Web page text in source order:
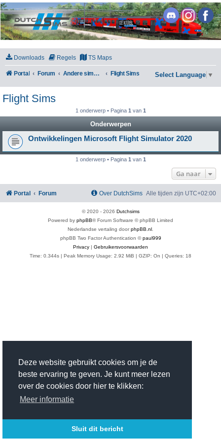
Deze website gebruikt cookies om je de
beste ervaring te geven. Je kunt meer lezen
over de cookies door hier te klikken:
Meer informatie
Sluit dit bericht
DutchSims
Downloads Regels TS Maps
Portal Forum Andere simulators Flight Sims Select Language ▼
Flight Sims
1 onderwerp • Pagina 1 van 1
Onderwerpen
Ontwikkelingen Microsoft Flight Simulator 2020
1 onderwerp • Pagina 1 van 1
Ga naar
Portal Forum Alle tijden zijn UTC+02:00
Over DutchSims
© 2020 - 2026 Dutchsims
Powered by phpBB® Forum Software © phpBB Limited
Nederlandse vertaling doorphpBB.nl
phpBB Two Factor Authentication ©paul999
Privacy | Gebruikersvoorwaarden
Time: 0.344s | Peak Memory Usage: 2.92 MiB | GZIP: On | Queries: 18